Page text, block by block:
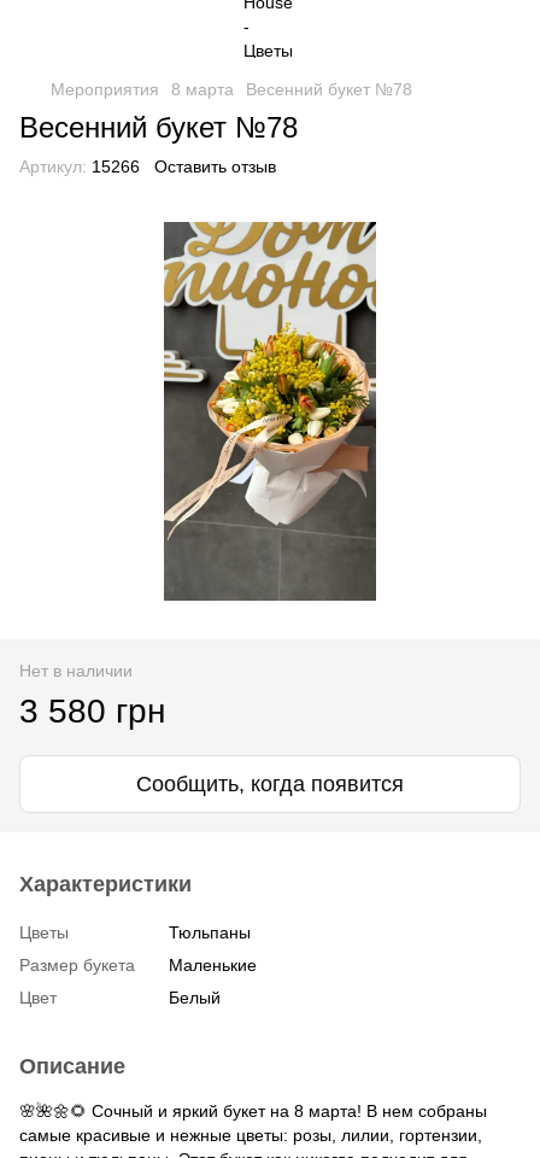
Мероприятия 8 марта Весенний букет №78
Весенний букет №78
Артикул: 15266 Оставить отзыв
Нет в наличии
3 580 грн
Сообщить, когда появится
Характеристики
Цветы
Тюльпаны
Размер букета
Маленькие
Цвет
Белый
Описание
🌸🌺🌼🌻 Сочный и яркий букет на 8 марта! В нем собраны
самые красивые и нежные цветы: розы, лилии, гортензии,